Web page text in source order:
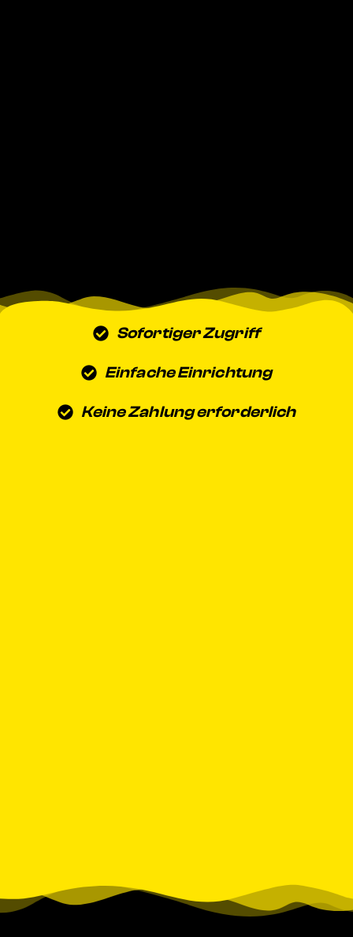
Sofortiger Zugriff
Einfache Einrichtung
Keine Zahlung erforderlich